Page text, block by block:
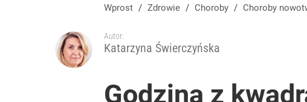
Prawdziwa wartość różnorodności
dodaj
Wprost / Zdrowie / Choroby / Choroby
Autor:
Katarzyna Świerczyńska
Godzina z